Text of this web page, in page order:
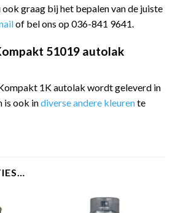
graag bij het bepalen van de juiste
of bel ons op 036-841 9641.
51019 autolak
1K autolak wordt geleverd in
is ook indiverse andere kleurente